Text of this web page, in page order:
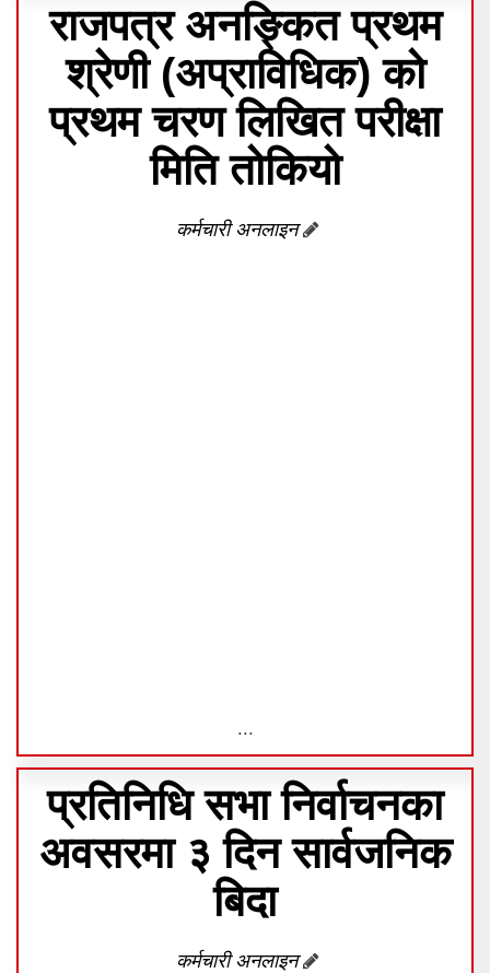
राजपत्र अनङ्कित प्रथम
श्रेणी (अप्राविधिक) को
प्रथम चरण लिखित परीक्षा
मिति तोकियो
कर्मचारी अनलाइन
...
प्रतिनिधि सभा निर्वाचनका
अवसरमा ३ दिन सार्वजनिक
बिदा
कर्मचारी अनलाइन